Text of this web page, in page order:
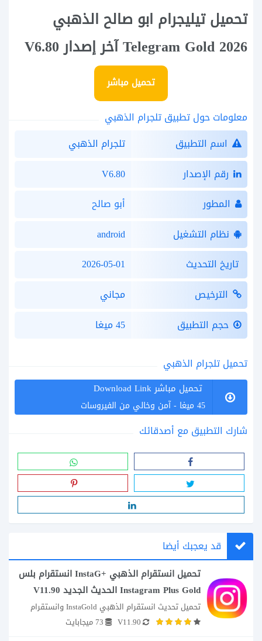
تحميل تيليجرام ابو صالح الذهبي
Telegram Gold 2026 آخر إصدار V6.80
تحميل مباشر
معلومات حول تطبيق تلجرام الذهبي
اسم التطبيق
تلجرام الذهبي
رقم الإصدار
V6.80
المطور
أبو صالح
نظام التشغيل
android
تاريخ التحديث
2026-05-01
الترخيص
مجاني
حجم التطبيق
45 ميغا
تحميل تلجرام الذهبي
تحميل مباشر Download Link
45 ميغا - آمن وخالي من الفيروسات
شارك التطبيق مع أصدقائك
قد يعجبك أيضا
تحميل انستقرام الذهبي +InstaG انستقرام بلس
Instagram Plus Gold الحديث الجديد V11.90
بلس...
V11.90 73 ميجابايت